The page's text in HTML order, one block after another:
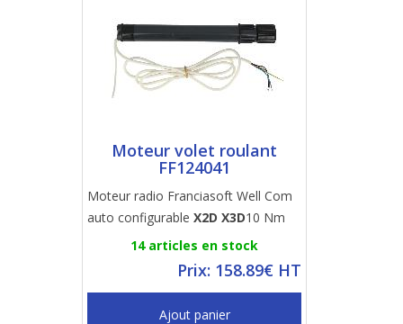
Moteur volet roulant
FF124041
Moteur radio Franciasoft Well Com
auto configurable X2D X3D10 Nm
14 articles en stock
Prix: 158.89€ HT
Ajout panier